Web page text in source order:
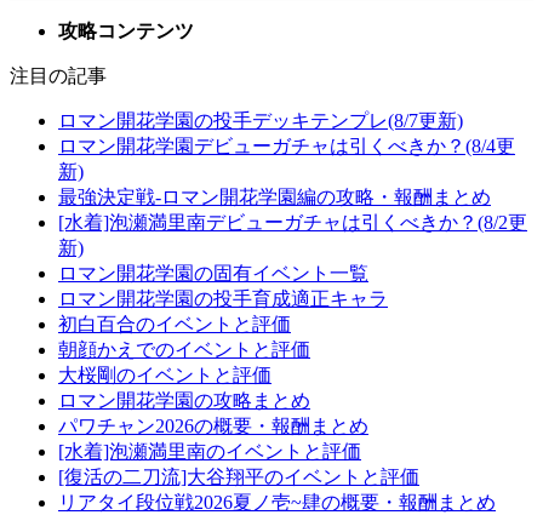
攻略コンテンツ
注目の記事
ロマン開花学園の投手デッキテンプレ(8/7更新)
ロマン開花学園デビューガチャは引くべきか？(8/4更
新)
最強決定戦-ロマン開花学園編の攻略・報酬まとめ
[水着]泡瀬満里南デビューガチャは引くべきか？(8/2更
新)
ロマン開花学園の固有イベント一覧
ロマン開花学園の投手育成適正キャラ
初白百合のイベントと評価
朝顔かえでのイベントと評価
大桜剛のイベントと評価
ロマン開花学園の攻略まとめ
パワチャン2026の概要・報酬まとめ
[水着]泡瀬満里南のイベントと評価
[復活の二刀流]大谷翔平のイベントと評価
リアタイ段位戦2026夏ノ壱~肆の概要・報酬まとめ